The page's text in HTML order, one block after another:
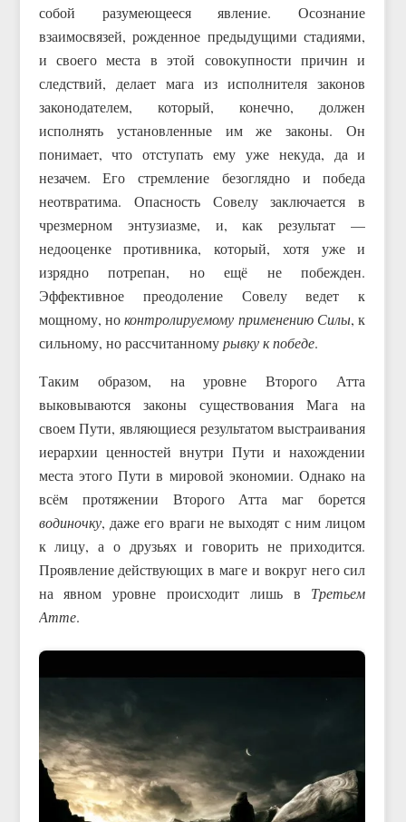
собой разумеющееся явление. Осознание
взаимосвязей, рожденное предыдущими стадиями,
и своего места в этой совокупности причин и
следствий, делает мага из исполнителя законов
законодателем, который, конечно, должен
исполнять установленные им же законы. Он
понимает, что отступать ему уже некуда, да и
незачем. Его стремление безоглядно и победа
неотвратима. Опасность Совелу заключается в
чрезмерном энтузиазме, и, как результат —
недооценке противника, который, хотя уже и
изрядно потрепан, но ещё не побежден.
Эффективное преодоление Совелу ведет к
мощному, ноконтролируемому применению Силы, к
сильному, но рассчитанномурывку к победе.
Таким образом, на уровне Второго Атта
выковываются законы существования Мага на
своем Пути, являющиеся результатом выстраивания
иерархии ценностей внутри Пути и нахождении
места этого Пути в мировой экономии. Однако на
всём протяжении Второго Атта маг борется
водиночку, даже его враги не выходят с ним лицом
к лицу, а о друзьях и говорить не приходится.
Проявление действующих в маге и вокруг него сил
на явном уровне происходит лишь в Третьем
Атте.